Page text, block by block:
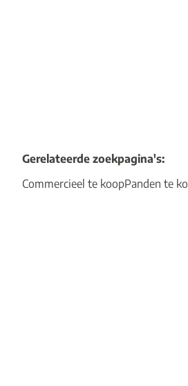
Gerelateerde zoekpagina's:
Commercieel te koopPanden te